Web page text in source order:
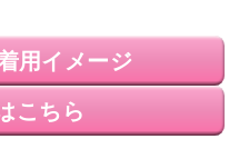
ていても、全くへたら
タートルネックと比べ
ートテックなど中に着
用イメージ
こちら